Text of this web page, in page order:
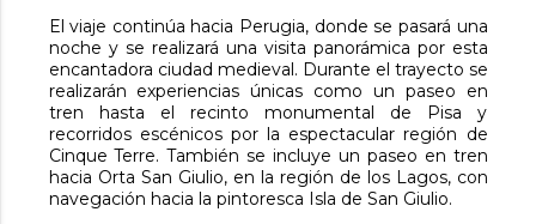
El viaje continúa hacia Perugia, donde se pasará una
noche y se realizará una visita panorámica por esta
encantadora ciudad medieval. Durante el trayecto se
realizarán experiencias únicas como un paseo en
tren hasta el recinto monumental de Pisa y
recorridos escénicos por la espectacular región de
Cinque Terre. También se incluye un paseo en tren
hacia Orta San Giulio, en la región de los Lagos, con
navegación hacia la pintoresca Isla de San Giulio.